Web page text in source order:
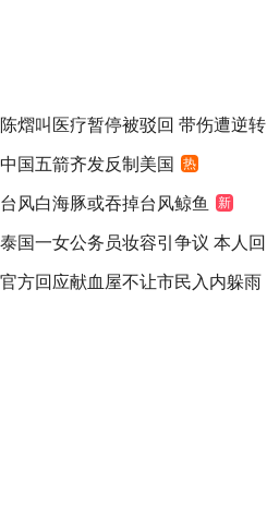
陈熠叫医疗暂停被驳回 带伤遭逆转
中国五箭齐发反制美国 热
台风白海豚或吞掉台风鲸鱼 新
泰国一女公务员妆容引争议 本人回应
官方回应献血屋不让市民入内躲雨